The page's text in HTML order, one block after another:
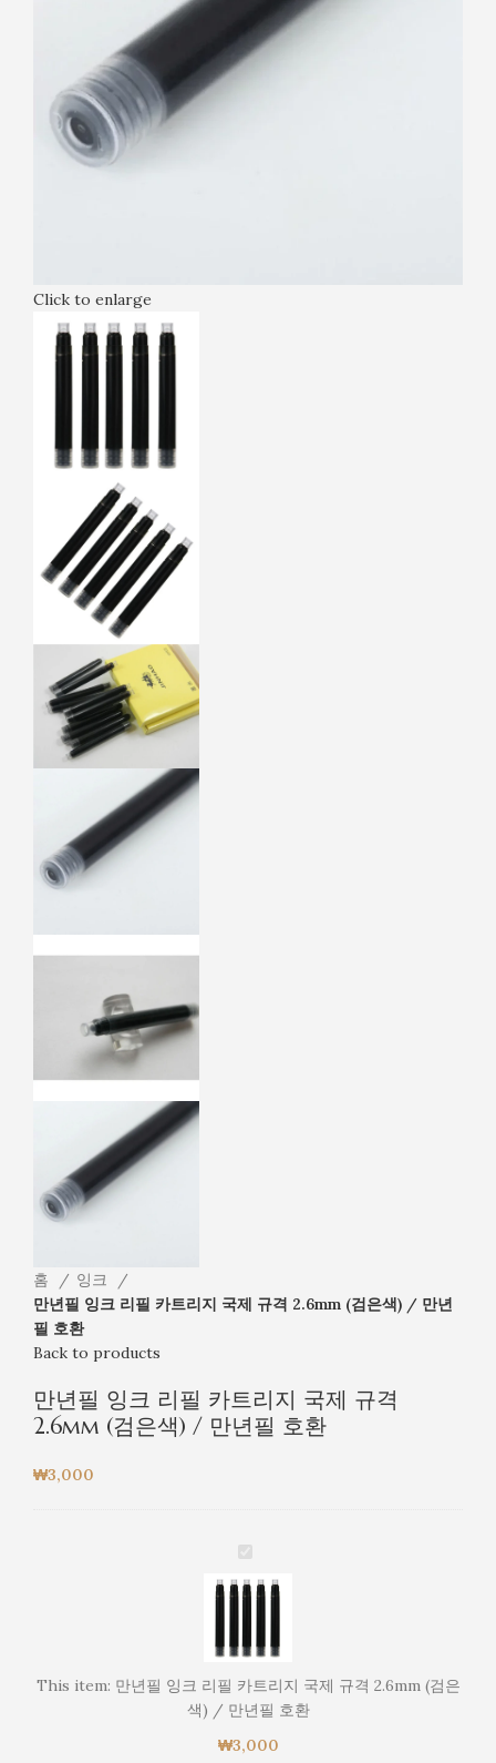
Click to enlarge
홈
잉크
만년필 잉크 리필 카트리지 국제 규격 2.6mm (검은색) / 만년
필 호환
Back to products
만년필 잉크 리필 카트리지 국제 규격
2.6mm (검은색) / 만년필 호환
₩3,000
만
년
필
크
필
카
트
This item: 만년필 잉크 리필 카트리지 국제 규격 2.6mm (검은
색) / 만년필 호환
₩3,000